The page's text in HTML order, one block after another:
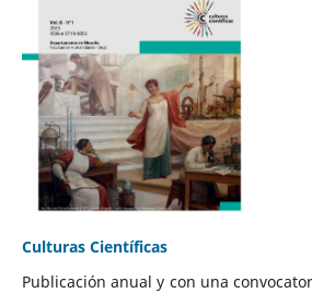
Culturas Científicas
Publicación anual y con una